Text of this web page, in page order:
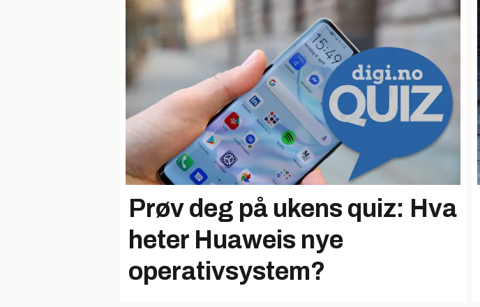
Prøv deg på ukens quiz: Hva
heter Huaweis nye
operativsystem?